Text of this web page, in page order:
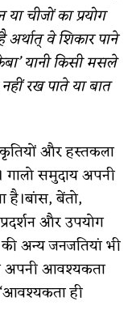
चीजों का प्रयोग
अर्थात् वे शिकार पाने
यानी किसी मसले
रख पाते या बात
और हस्तकला
समुदाय अपनी
है।बांस, बेंतो,
और उपयोग
अन्य जनजतियां भी
अपनी आवश्यकता
ही